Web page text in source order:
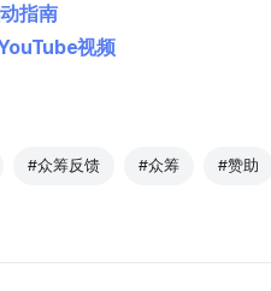
指南
YouTube视频
#众筹反馈 #众筹 #赞助